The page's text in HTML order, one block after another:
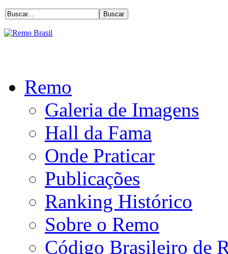
Remo
Galeria de Imagens
Hall da Fama
Onde Praticar
Publicações
Ranking Histórico
Sobre o Remo
Código Brasileiro de